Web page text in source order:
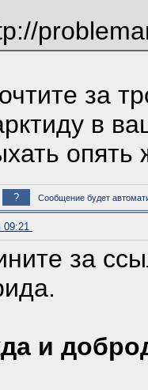
за
в
опять
? Сообщение будет
09:21
за
и